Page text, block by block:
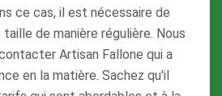
ce cas, il est nécessaire de
de manière régulière. Nous
Artisan Fallone qui a
en la matière. Sachez qu'il